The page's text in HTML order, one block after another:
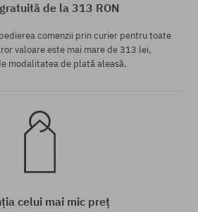
de la 313 RON
comenzii prin curier pentru toate
valoare este mai mare de 313 lei,
modalitatea de plată aleasă.
celui mai mic preț